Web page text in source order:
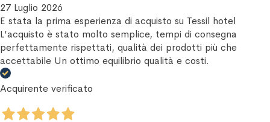
27 Luglio 2026
E stata la prima esperienza di acquisto su Tessil hotel
L’acquisto è stato molto semplice, tempi di consegna
perfettamente rispettati, qualità dei prodotti più che
accettabile Un ottimo equilibrio qualità e costi.
Acquirente verificato